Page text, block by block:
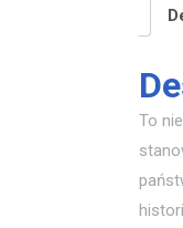
To